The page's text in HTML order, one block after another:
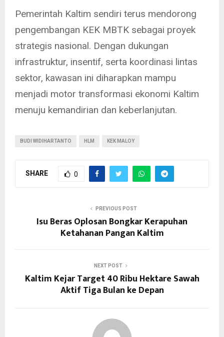
Pemerintah Kaltim sendiri terus mendorong
pengembangan KEK MBTK sebagai proyek
strategis nasional. Dengan dukungan
infrastruktur, insentif, serta koordinasi lintas
sektor, kawasan ini diharapkan mampu
menjadi motor transformasi ekonomi Kaltim
menuju kemandirian dan keberlanjutan.
BUDI WIDIHARTANTO HLM KEK MALOY
SHARE 0
PREVIOUS POST
Isu Beras Oplosan Bongkar Kerapuhan
Ketahanan Pangan Kaltim
NEXT POST
Kaltim Kejar Target 40 Ribu Hektare Sawah
Aktif Tiga Bulan ke Depan